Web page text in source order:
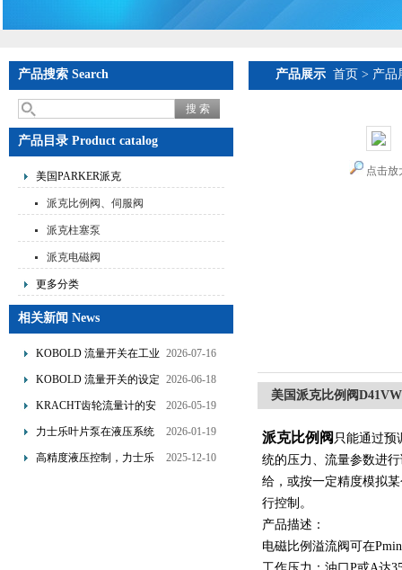
产品搜索 Search
产品目录 Product catalog
美国PARKER派克
派克比例阀、伺服阀
派克柱塞泵
派克电磁阀
更多分类
相关新闻 News
KOBOLD 流量开关在工业
管道水流量监测中的应用
2026-07-16
KOBOLD 流量开关的设定
流量调节与刻度指示
2026-06-18
KRACHT齿轮流量计的安
装要求：直管段、过滤器
2026-05-19
力士乐叶片泵在液压系统
中的应用分析
2026-01-19
高精度液压控制，力士乐
2025-12-10
产品展示 首页 > 产品
点击放
美国派克比例阀
派克比例阀 只能通过预
统的压力、流量参数进
给，或按一定精度模拟
行控制。
产品描述：
电磁比例溢流阀可在